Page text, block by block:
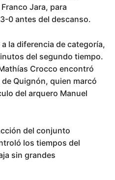
Jara, para
0 antes del descanso.
la diferencia de categoría,
del segundo tiempo.
Crocco encontró
Quignón, quien marcó
del arquero Manuel
del conjunto
los tiempos del
sin grandes